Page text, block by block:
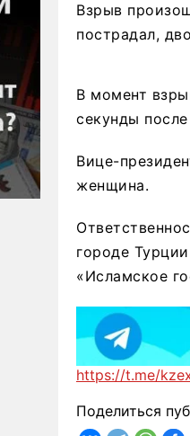
Взрыв
пострадал,
В момент
секунды после
Вице-
женщина.
городе
«Исламское
https://t.me/
Поделиться